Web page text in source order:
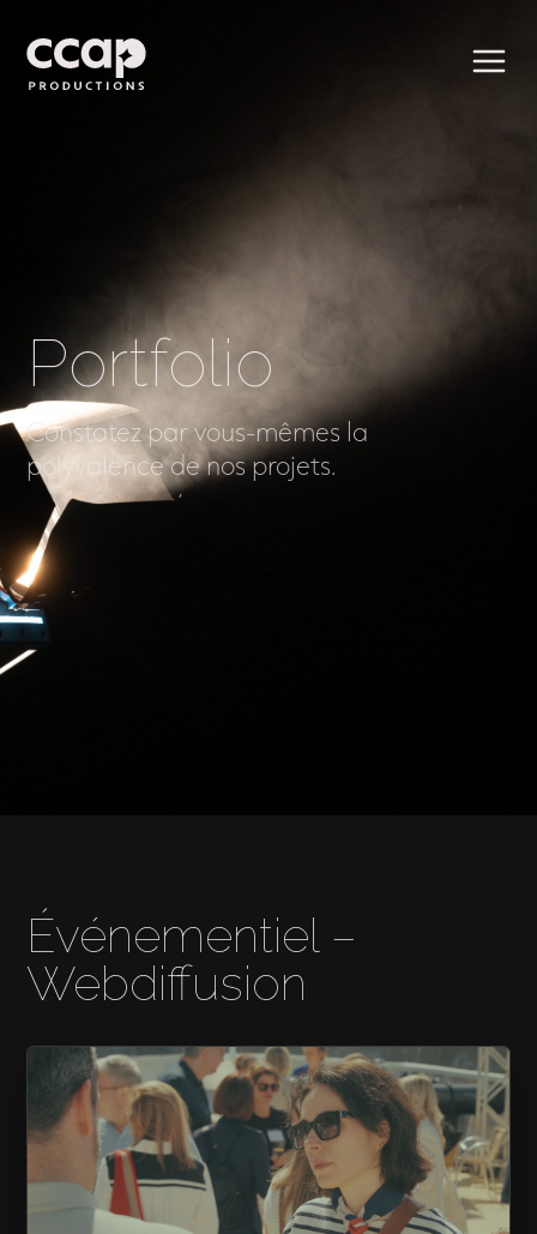
Portfolio
Constatez par vous-mêmes la
polyvalence de nos projets.
Événementiel –
Webdiffusion